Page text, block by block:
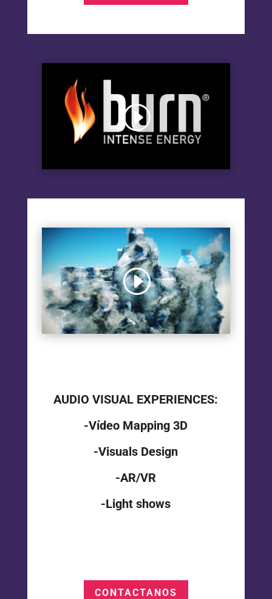
AUDIO VISUAL EXPERIENCES:
-Vídeo Mapping 3D
-Visuals Design
-AR/VR
-Light shows
CONTACTANOS